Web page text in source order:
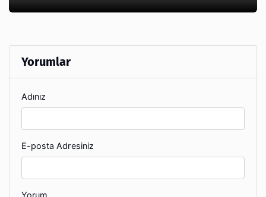
Yorumlar
Adınız
E-posta Adresiniz